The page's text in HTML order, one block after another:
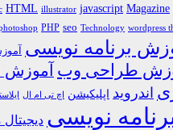
HTML illustrator javascript Magazine
PHP seo Technology wordpress
برنامه نویسی
طراحی وب آموزش
اندروید اپلیکیشن اچ تی ام ال
نویسی دیجیتال